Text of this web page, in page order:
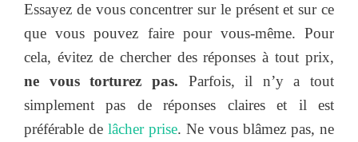
Essayez de vous concentrer sur le présent et sur ce
que vous pouvez faire pour vous-même. Pour
cela, évitez de chercher des réponses à tout prix,
ne vous torturez pas. Parfois, il n’y a tout
simplement pas de réponses claires et il est
préférable de lâcher prise. Ne vous blâmez pas, ne